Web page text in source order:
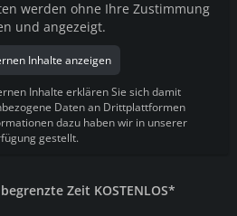
werden ohne Ihre Zustimmung
und angezeigt.
Inhalte anzeigen
Inhalte erklären Sie sich damit
Daten an Drittplattformen
dazu haben wir in unserer
gestellt.
Zeit KOSTENLOS*